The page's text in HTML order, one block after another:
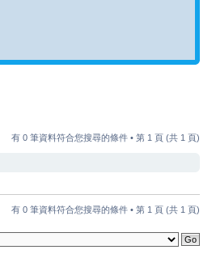
有 0 筆資料符合您搜尋的條件 • 第 1 頁 (共 1 頁)
有 0 筆資料符合您搜尋的條件 • 第 1 頁 (共 1 頁)